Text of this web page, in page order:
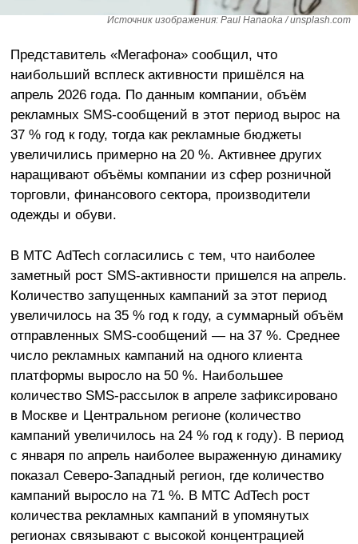
Источник изображения: Paul Hanaoka / unsplash.com
Представитель «Мегафона» сообщил, что
наибольший всплеск активности пришёлся на
апрель 2026 года. По данным компании, объём
рекламных SMS-сообщений в этот период вырос на
37 % год к году, тогда как рекламные бюджеты
увеличились примерно на 20 %. Активнее других
наращивают объёмы компании из сфер розничной
торговли, финансового сектора, производители
одежды и обуви.
В МТС AdTech согласились с тем, что наиболее
заметный рост SMS-активности пришелся на апрель.
Количество запущенных кампаний за этот период
увеличилось на 35 % год к году, а суммарный объём
отправленных SMS-сообщений — на 37 %. Среднее
число рекламных кампаний на одного клиента
платформы выросло на 50 %. Наибольшее
количество SMS-рассылок в апреле зафиксировано
в Москве и Центральном регионе (количество
кампаний увеличилось на 24 % год к году). В период
с января по апрель наиболее выраженную динамику
показал Северо-Западный регион, где количество
кампаний выросло на 71 %. В МТС AdTech рост
количества рекламных кампаний в упомянутых
регионах связывают с высокой концентрацией